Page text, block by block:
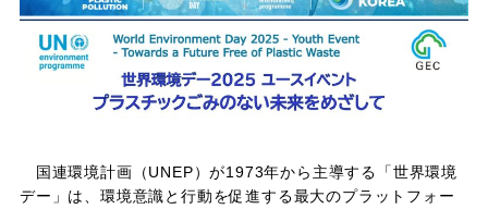
国連環境計画（UNEP）が1973年から主導する「世界環境
デー」は、環境意識と行動を促進する最大のプラットフォー